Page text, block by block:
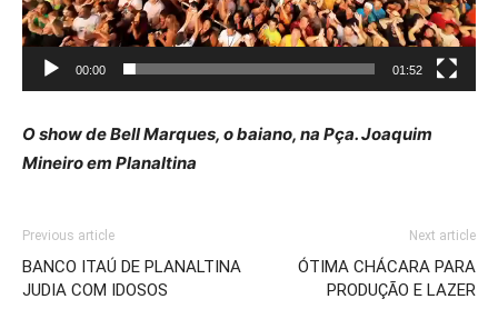
00:00 01:52
O show de Bell Marques, o baiano, na Pça. Joaquim
Mineiro em Planaltina
Previous article
BANCO ITAÚ DE PLANALTINA
JUDIA COM IDOSOS
Next article
ÓTIMA CHÁCARA PARA
PRODUÇÃO E LAZER